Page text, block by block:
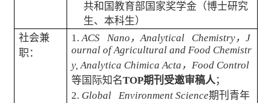
共和国教育部国家奖学金（博士研究
生、本科生）
社会兼
职：
1.ACS Nano ，Analytical Chemistry， J
ournal of Agricultural and Food Chemistr
y, Analytica Chimica Acta ， Food Control
等国际知名TOP期刊受邀审稿人；
2. Global Environment Science期刊青年